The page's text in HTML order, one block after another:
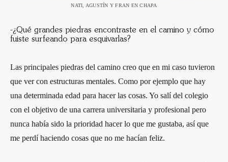
NATI, AGUSTÍN Y FRAN EN CHAPA
-¿Qué grandes piedras encontraste en el camino y cómo
fuiste surfeando para esquivarlas?
Las principales piedras del camino creo que en mi caso tuvieron
que ver con estructuras mentales. Como por ejemplo que hay
una determinada edad para hacer las cosas. Yo salí del colegio
con el objetivo de una carrera universitaria y profesional pero
nunca había sido la prioridad hacer lo que me gustaba, así que
me perdí haciendo cosas que no me hacían feliz.